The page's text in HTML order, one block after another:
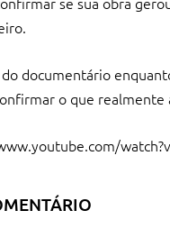
documentário
o que realmente